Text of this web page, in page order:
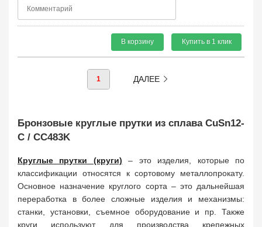
В корзину Купить в 1 клик
1 ДАЛЕЕ
Бронзовые круглые прутки из сплава CuSn12-
C / CC483K
Круглые прутки (круги) – это изделия, которые по
классификации относятся к сортовому металлопрокату.
Основное назначение круглого сорта – это дальнейшая
переработка в более сложные изделия и механизмы:
станки, установки, съемное оборудование и пр. Также
круги используют для производства крепежных